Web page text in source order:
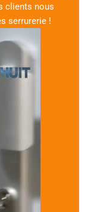
clients nous
serrurerie !